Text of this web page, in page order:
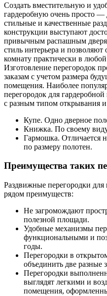
Создать вместительную и
гардеробную очень просто —
стильные и качественные
конструкции выступают
привычным распашным
стиль интерьера и позволяют
комнату практически в
Изготовление перегородок
заказам с учетом размера
помещения. Наиболее
перегородок для
с разным типом открывания
Купе. Одно дверное
Книжка. По своему
Гармошка. Отличается
по размеру полотен.
Преимущества таких
Раздвижные перегородки
рядом преимуществ:
Не загромождают
полезной площади.
Удобные механизмы
функциональными и
годы.
Перегородки в
объединить две разные
Перегородки
выглядят легкими и
помещения,